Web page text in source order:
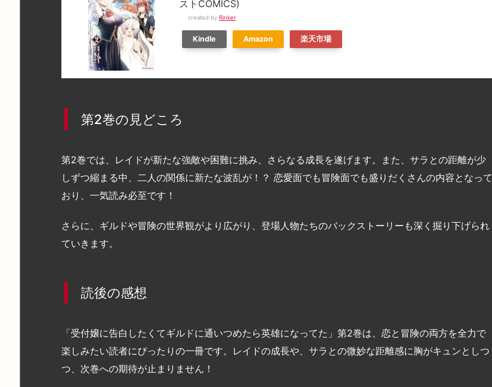
ストCOMICS)
created by Rinker
Kindle Amazon 楽天市場
第2巻の見どころ
第2巻では、レイドが新たな強敵や困難に挑み、さらなる成長を遂げます。また、サラとの距離が少
しずつ縮まる中、二人の関係に新たな波乱が！？ 恋愛面でも冒険面でも盛りだくさんの内容となって
おり、一気読み必至です！
さらに、ギルドや冒険の世界観がより広がり、登場人物たちのバックストーリーも深く掘り下げられ
ていきます。
読後の感想
「受付嬢に告白したくてギルドに通いつめたら英雄になってた」第2巻は、恋と冒険の両方を全力で
楽しみたい読者にぴったりの一冊です。レイドの成長や、サラとの微妙な距離感に胸がキュンとしつ
つ、次巻への期待が止まりません！